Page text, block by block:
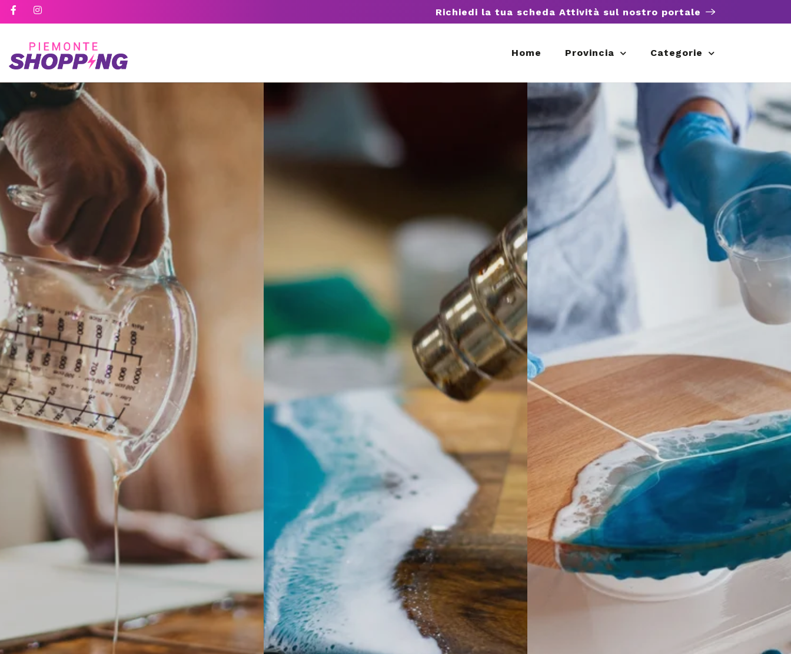
Richiedi la tua scheda Attività sul nostro portale
Home Provincia Categorie